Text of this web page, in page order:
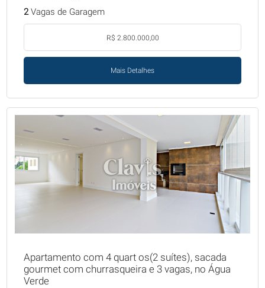
2Vagas de Garagem
R$ 2.800.000,00
Mais Detalhes
Apartamento com 4 quart os(2 suítes), sacada
gourmet com churrasqueira e 3 vagas, no Água
Verde